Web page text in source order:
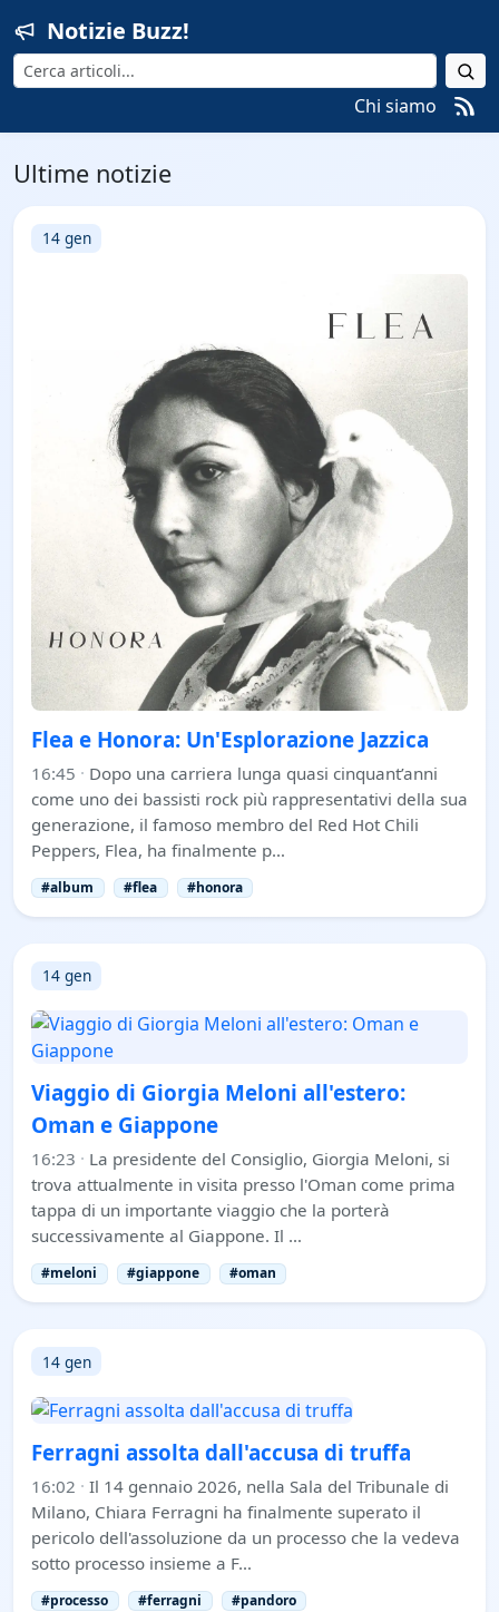
Notizie Buzz!
Cerca
Chi siamo
Ultime notizie
14 gen
Flea e Honora: Un'Esplorazione Jazzica
16:45 · Dopo una carriera lunga quasi cinquant’anni
come uno dei bassisti rock più rappresentativi della sua
generazione, il famoso membro del Red Hot Chili
Peppers, Flea, ha finalmente p…
#album #flea #honora
14 gen
Viaggio di Giorgia Meloni all'estero:
Oman e Giappone
16:23 · La presidente del Consiglio, Giorgia Meloni, si
trova attualmente in visita presso l'Oman come prima
tappa di un importante viaggio che la porterà
successivamente al Giappone. Il …
#meloni #giappone #oman
14 gen
Ferragni assolta dall'accusa di truffa
16:02 · Il 14 gennaio 2026, nella Sala del Tribunale di
Milano, Chiara Ferragni ha finalmente superato il
pericolo dell'assoluzione da un processo che la vedeva
sotto processo insieme a F…
#processo #ferragni #pandoro